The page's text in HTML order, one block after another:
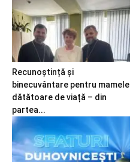
Recunoștință și
binecuvântare pentru mamele
dătătoare de viață – din
partea...